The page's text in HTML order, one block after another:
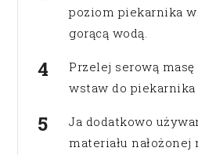
poziom piekarnika
gorącą wodą.
Przelej serową
wstaw do
Ja dodatkowo
materiału